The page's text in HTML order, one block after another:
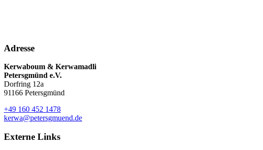
Adresse
Kerwaboum & Kerwamadli
Petersgmünd e.V.
Dorfring 12a
91166 Petersgmünd
+49 160 452 1478
kerwa@petersgmuend.de
Externe Links